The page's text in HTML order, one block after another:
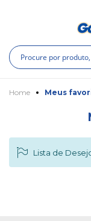
Pesquisa
Home Meus
Lista de